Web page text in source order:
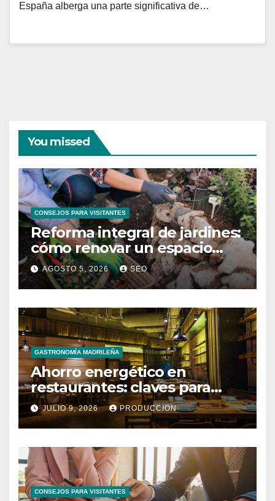
España alberga una parte significativa de…
You missed
CONSEJOS PARA VISITANTES
Reforma integral de jardines:
cómo renovar un espacio
exterior
AGOSTO 5, 2026 SEO
GASTRONOMÍA MADRILEÑA
Ahorro energético en
restaurantes: claves para
reducir costes mensuales
JULIO 9, 2026 PRODUCCION
CONSEJOS PARA VISITANTES